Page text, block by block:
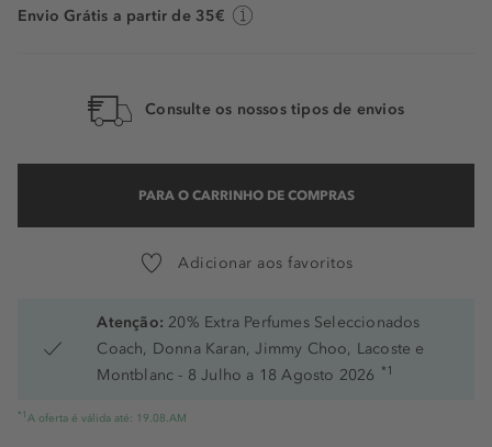
Envio Grátis a partir de 35€
Consulte os nossos tipos de envios
PARA O CARRINHO DE COMPRAS
Adicionar aos favoritos
Atenção: 20% Extra Perfumes Seleccionados
Coach, Donna Karan, Jimmy Choo, Lacoste e
Montblanc - 8 Julho a 18 Agosto 2026 *1
*1 A oferta é válida até: 19.08.AM